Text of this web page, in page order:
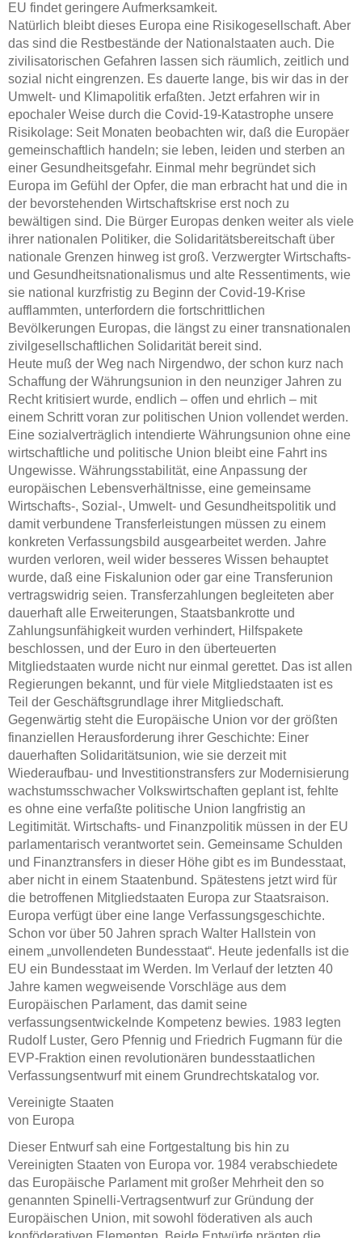
EU findet geringere Aufmerksamkeit.
Natürlich bleibt dieses Europa eine Risikogesellschaft. Aber
das sind die Restbestände der Nationalstaaten auch. Die
zivilisatorischen Gefahren lassen sich räumlich, zeitlich und
sozial nicht eingrenzen. Es dauerte lange, bis wir das in der
Umwelt- und Klimapolitik erfaßten. Jetzt erfahren wir in
epochaler Weise durch die Covid-19-Katastrophe unsere
Risikolage: Seit Monaten beobachten wir, daß die Europäer
gemeinschaftlich handeln; sie leben, leiden und sterben an
einer Gesundheitsgefahr. Einmal mehr begründet sich
Europa im Gefühl der Opfer, die man erbracht hat und die in
der bevorstehenden Wirtschaftskrise erst noch zu
bewältigen sind. Die Bürger Europas denken weiter als viele
ihrer nationalen Politiker, die Solidaritätsbereitschaft über
nationale Grenzen hinweg ist groß. Verzwergter Wirtschafts-
und Gesundheitsnationalismus und alte Ressentiments, wie
sie national kurzfristig zu Beginn der Covid-19-Krise
aufflammten, unterfordern die fortschrittlichen
Bevölkerungen Europas, die längst zu einer transnationalen
zivilgesellschaftlichen Solidarität bereit sind.
Heute muß der Weg nach Nirgendwo, der schon kurz nach
Schaffung der Währungsunion in den neunziger Jahren zu
Recht kritisiert wurde, endlich – offen und ehrlich – mit
einem Schritt voran zur politischen Union vollendet werden.
Eine sozialverträglich intendierte Währungsunion ohne eine
wirtschaftliche und politische Union bleibt eine Fahrt ins
Ungewisse. Währungsstabilität, eine Anpassung der
europäischen Lebensverhältnisse, eine gemeinsame
Wirtschafts-, Sozial-, Umwelt- und Gesundheitspolitik und
damit verbundene Transferleistungen müssen zu einem
konkreten Verfassungsbild ausgearbeitet werden. Jahre
wurden verloren, weil wider besseres Wissen behauptet
wurde, daß eine Fiskalunion oder gar eine Transferunion
vertragswidrig seien. Transferzahlungen begleiteten aber
dauerhaft alle Erweiterungen, Staatsbankrotte und
Zahlungsunfähigkeit wurden verhindert, Hilfspakete
beschlossen, und der Euro in den überteuerten
Mitgliedstaaten wurde nicht nur einmal gerettet. Das ist allen
Regierungen bekannt, und für viele Mitgliedstaaten ist es
Teil der Geschäftsgrundlage ihrer Mitgliedschaft.
Gegenwärtig steht die Europäische Union vor der größten
finanziellen Herausforderung ihrer Geschichte: Einer
dauerhaften Solidaritätsunion, wie sie derzeit mit
Wiederaufbau- und Investitionstransfers zur Modernisierung
wachstumsschwacher Volkswirtschaften geplant ist, fehlte
es ohne eine verfaßte politische Union langfristig an
Legitimität. Wirtschafts- und Finanzpolitik müssen in der EU
parlamentarisch verantwortet sein. Gemeinsame Schulden
und Finanztransfers in dieser Höhe gibt es im Bundesstaat,
aber nicht in einem Staatenbund. Spätestens jetzt wird für
die betroffenen Mitgliedstaaten Europa zur Staatsraison.
Europa verfügt über eine lange Verfassungsgeschichte.
Schon vor über 50 Jahren sprach Walter Hallstein von
einem „unvollendeten Bundesstaat“. Heute jedenfalls ist die
EU ein Bundesstaat im Werden. Im Verlauf der letzten 40
Jahre kamen wegweisende Vorschläge aus dem
Europäischen Parlament, das damit seine
verfassungsentwickelnde Kompetenz bewies. 1983 legten
Rudolf Luster, Gero Pfennig und Friedrich Fugmann für die
EVP-Fraktion einen revolutionären bundesstaatlichen
Verfassungsentwurf mit einem Grundrechtskatalog vor.
Vereinigte Staaten
von Europa
Dieser Entwurf sah eine Fortgestaltung bis hin zu
Vereinigten Staaten von Europa vor. 1984 verabschiedete
das Europäische Parlament mit großer Mehrheit den so
genannten Spinelli-Vertragsentwurf zur Gründung der
Europäischen Union, mit sowohl föderativen als auch